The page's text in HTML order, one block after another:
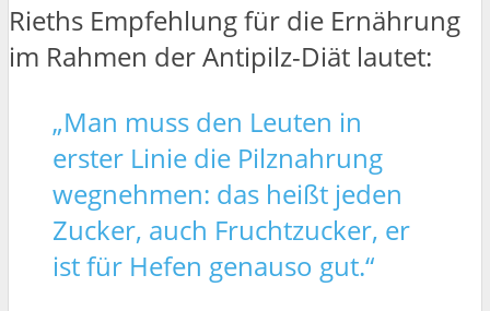
Rieths Empfehlung für die Ernährung
im Rahmen der Antipilz-Diät lautet:
„Man muss den Leuten in
erster Linie die Pilznahrung
wegnehmen: das heißt jeden
Zucker, auch Fruchtzucker, er
ist für Hefen genauso gut.“